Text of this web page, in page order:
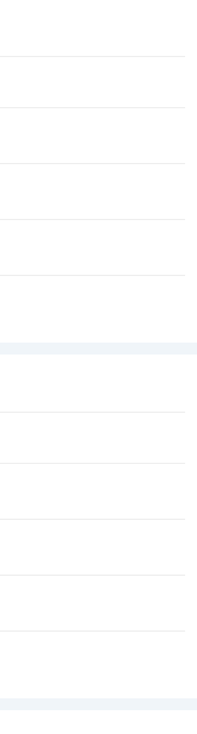
样殊别的椅子，我便
子就更想拥有；当然
...
平原地带。在江津，
或者水泥铺在泥地上
...
去看屋后那口井时，
眼神，平淡而落寞，
边。老爷走后，到了饭
远 当我疲惫不堪时 站
仿佛看见了 依稀中你
冬天的风 又多了些许
秋天的风宛如一支孩
...
屋顶瓦片浑然一色 万
田野自由自在地呼吸
要你必须温柔开朗，要